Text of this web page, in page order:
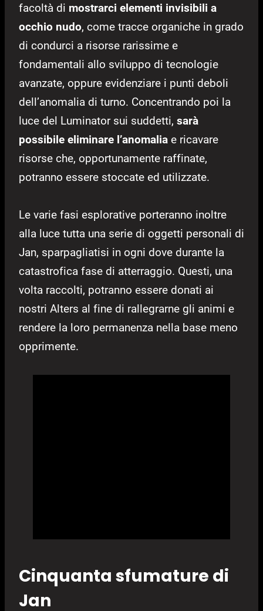
facoltà di mostrarci elementi invisibili a
occhio nudo, come tracce organiche in grado
di condurci a risorse rarissime e
fondamentali allo sviluppo di tecnologie
avanzate, oppure evidenziare i punti deboli
dell’anomalia di turno. Concentrando poi la
luce del Luminator sui suddetti, sarà
possibile eliminare l’anomalia e ricavare
risorse che, opportunamente raffinate,
potranno essere stoccate ed utilizzate.
Le varie fasi esplorative porteranno inoltre
alla luce tutta una serie di oggetti personali di
Jan, sparpagliatisi in ogni dove durante la
catastrofica fase di atterraggio. Questi, una
volta raccolti, potranno essere donati ai
nostri Alters al fine di rallegrarne gli animi e
rendere la loro permanenza nella base meno
opprimente.
Cinquanta sfumature di
Jan